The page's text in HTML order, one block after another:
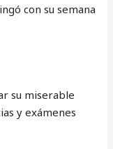
con su semana
su miserable
y exámenes